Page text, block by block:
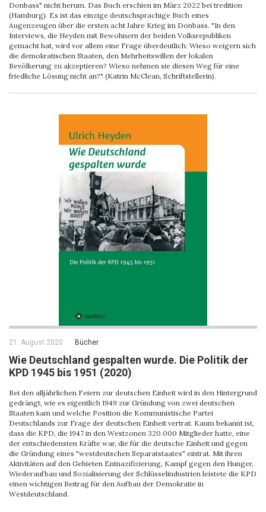
Donbass" nicht herum. Das Buch erschien im März 2022 bei tredition
(Hamburg). Es ist das einzige deutschsprachige Buch eines
Augenzeugen über die ersten acht Jahre Krieg im Donbass. "In den
Interviews, die Heyden mit Bewohnern der beiden Volksrepubliken
gemacht hat, wird vor allem eine Frage überdeutlich: Wieso weigern sich
die demokratischen Staaten, den Mehrheitswillen der lokalen
Bevölkerung zu akzeptieren? Wieso nehmen sie diesen Weg für eine
friedliche Lösung nicht an?" (Katrin McClean, Schriftstellerin).
21. August 2020 Bücher
Wie Deutschland gespalten wurde. Die Politik der
KPD 1945 bis 1951 (2020)
Bei den alljährlichen Feiern zur deutschen Einheit wird in den Hintergrund
gedrängt, wie es eigentlich 1949 zur Gründung von zwei deutschen
Staaten kam und welche Position die Kommunistische Partei
Deutschlands zur Frage der deutschen Einheit vertrat. Kaum bekannt ist,
dass die KPD, die 1947 in den Westzonen 320.000 Mitglieder hatte, eine
der entschiedensten Kräfte war, die für die deutsche Einheit und gegen
die Gründung eines "westdeutschen Separatstaates" eintrat. Mit ihren
Aktivitäten auf den Gebieten Entnazifizierung, Kampf gegen den Hunger,
Wiederaufbau und Sozialisierung der Schlüsselindustrien leistete die KPD
einen wichtigen Beitrag für den Aufbau der Demokratie in
Westdeutschland.